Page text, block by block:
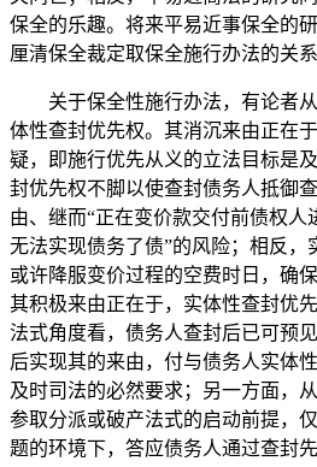
保全的乐趣。将来平易近事保全的
厘清保全裁定取保全施行办法的关系
关于保全性施行办法，有论者从
体性查封优先权。其消沉来由正在
疑，即施行优先从义的立法目标是
封优先权不脚以使查封债务人抵御
由、继而“正在变价款交付前债权人
无法实现债务了债”的风险；相反，
或许降服变价过程的空费时日，确
其积极来由正在于，实体性查封优
法式角度看，债务人查封后已可预
后实现其的来由，付与债务人实体
及时司法的必然要求；另一方面，
参取分派或破产法式的启动前提，
题的环境下，答应债务人通过查封